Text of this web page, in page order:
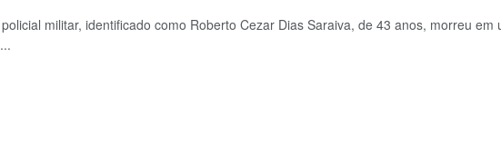
militar, identificado como Roberto Cezar Dias Saraiva, de 43 anos, morreu